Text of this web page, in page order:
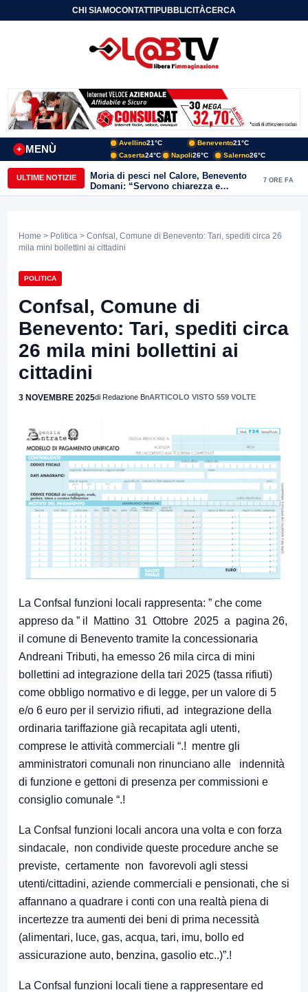
CHI SIAMOCONTATTIPUBBLICITÀCERCA
MENÙ
+
Avellino21°C Benevento21°C
Caserta24°C Napoli26°C Salerno26°C
ULTIME NOTIZIE
Moria di pesci nel Calore, Benevento
Domani: “Servono chiarezza e
approfondimenti sulla gestione
7 ORE FA
Home > Politica > Confsal, Comune di Benevento: Tari, spediti circa 26
mila mini bollettini ai cittadini
POLITICA
Confsal, Comune di
Benevento: Tari, spediti circa
26 mila mini bollettini ai
cittadini
3 NOVEMBRE 2025di Redazione BnARTICOLO VISTO 559 VOLTE
La Confsal funzioni locali rappresenta: ” che come
appreso da ” il Mattino 31 Ottobre 2025 a pagina 26,
il comune di Benevento tramite la concessionaria
Andreani Tributi, ha emesso 26 mila circa di mini
bollettini ad integrazione della tari 2025 (tassa rifiuti)
come obbligo normativo e di legge, per un valore di 5
e/o 6 euro per il servizio rifiuti, ad integrazione della
ordinaria tariffazione già recapitata agli utenti,
comprese le attività commerciali “.! mentre gli
amministratori comunali non rinunciano alle indennità
di funzione e gettoni di presenza per commissioni e
consiglio comunale “.!
La Confsal funzioni locali ancora una volta e con forza
sindacale, non condivide queste procedure anche se
previste, certamente non favorevoli agli stessi
utenti/cittadini, aziende commerciali e pensionati, che si
affannano a quadrare i conti con una realtà piena di
incertezze tra aumenti dei beni di prima necessità
(alimentari, luce, gas, acqua, tari, imu, bollo ed
assicurazione auto, benzina, gasolio etc..)”.!
La Confsal funzioni locali tiene a rappresentare ed